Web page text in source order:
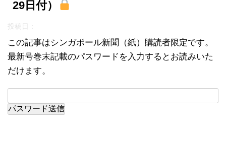
29日付）
投稿日：
この記事はシンガポール新聞（紙）購読者限定です。
最新号巻末記載のパスワードを入力するとお読みいた
だけます。